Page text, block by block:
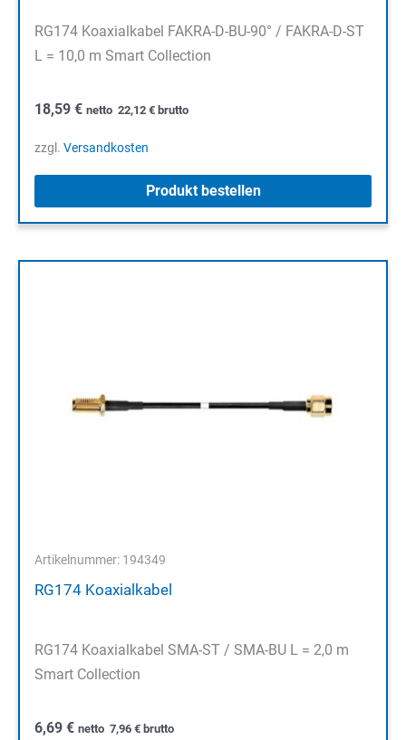
RG174 Koaxialkabel FAKRA-D-BU-90° / FAKRA-D-ST
L = 10,0 m Smart Collection
18,59 € netto 22,12 € brutto
zzgl. Versandkosten
Produkt bestellen
Artikelnummer: 194349
RG174 Koaxialkabel
RG174 Koaxialkabel SMA-ST / SMA-BU L = 2,0 m
Smart Collection
6,69 € netto 7,96 € brutto